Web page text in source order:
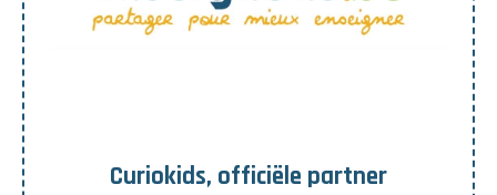
Curiokids, officiële partner